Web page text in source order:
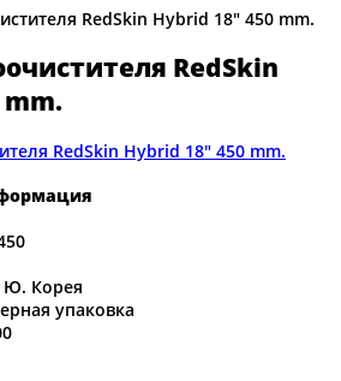
RedSkin Hybrid 18" 450 mm.
RedSkin
Ю. Корея
упаковка